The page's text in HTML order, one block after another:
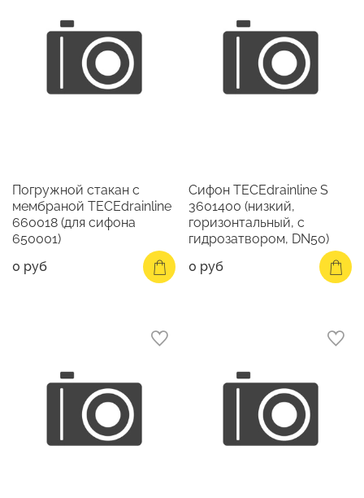
Погружной стакан с
мембраной TECEdrainline
660018 (для сифона
650001)
0 руб
Сифон TECEdrainline S
3601400 (низкий,
горизонтальный, с
гидрозатвором, DN50)
0 руб